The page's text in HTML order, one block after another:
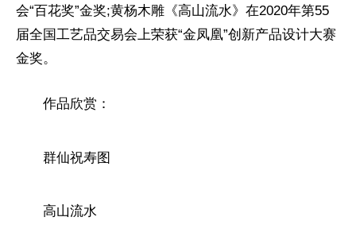
会“百花奖”金奖;黄杨木雕《高山流水》在2020年第55
届全国工艺品交易会上荣获“金凤凰”创新产品设计大赛
金奖。
作品欣赏：
群仙祝寿图
高山流水